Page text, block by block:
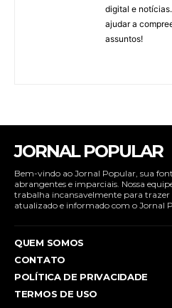
digital e
ajudar a
assuntos!
JORNAL POPULAR
Bem-vindo ao Jornal Popular, sua
abrangentes e imparciais. Nossa
trabalha incansavelmente para trazer
atualizado e informado com o Jornal
QUEM SOMOS
CONTATO
POLÍTICA DE PRIVACIDADE
TERMOS DE USO